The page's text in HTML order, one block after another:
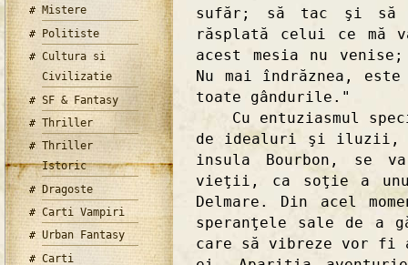
Mistere
Politiste
Cultura si
Civilizatie
SF & Fantasy
Thriller
Thriller
Istoric
Dragoste
Carti Vampiri
Urban Fantasy
Carti
sufăr; să tac şi să
răsplată celui ce mă
acest mesia nu
Nu mai îndrăznea,
toate gândurile."
Cu entuziasmul
de idealuri şi iluzii,
insula Bourbon, se
vieţii, ca soţie a
Delmare. Din acel
speranţele sale de a
care să vibreze vor fi